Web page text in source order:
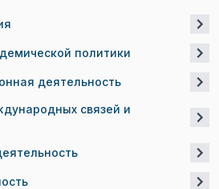
политики
деятельность
связей и